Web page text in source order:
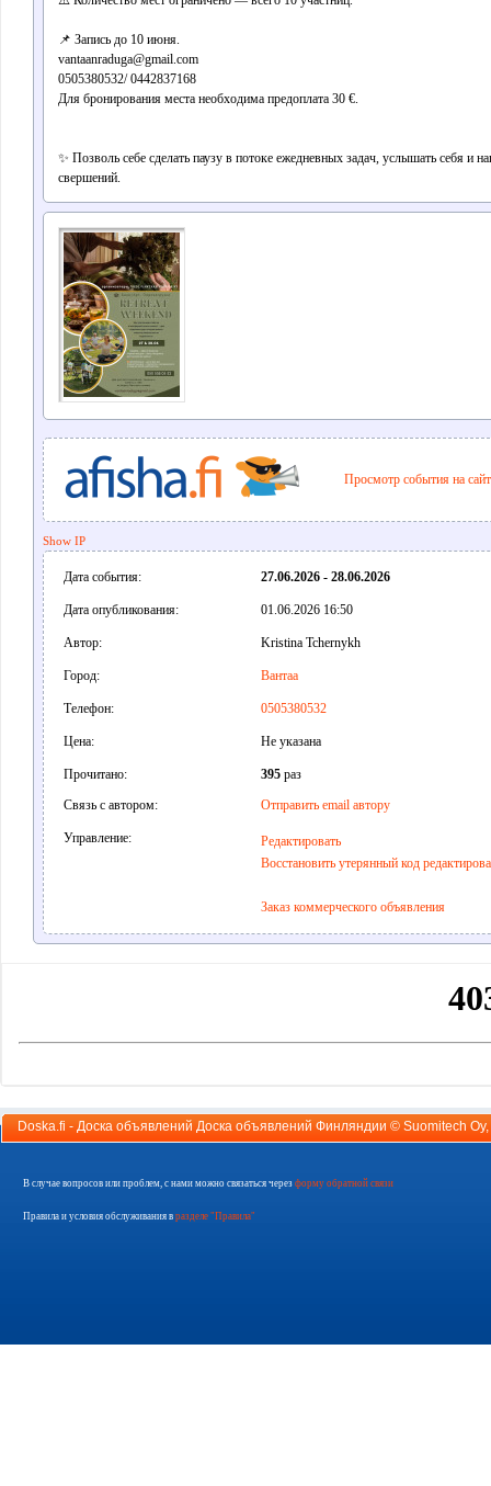
📌 Запись до 10 июня.
vantaanraduga@gmail.com
0505380532/ 0442837168
Для бронирования места необходима предоплата 30 €.
✨ Позволь себе сделать паузу в потоке ежедневных задач, услышать себя и
свершений.
Просмотр события на
Show IP
Дата события: 27.06.2026 - 28.06.2026
Дата опубликования: 01.06.2026 16:50
Автор: Kristina Tchernykh
Город: Вантаа
Телефон: 0505380532
Цена: Не указана
Прочитано: 395раз
Связь с автором:
Отправить email автору
Управление:
Редактировать
Восстановить утерянный код
Заказ коммерческого объявления
Doska.fi - Доска объявлений Доска объявлений Финляндии © Suomitech Oy
В случае вопросов или проблем, с нами можно связаться через форму обратной связи
Правила и условия обслуживания в разделе "Правила"